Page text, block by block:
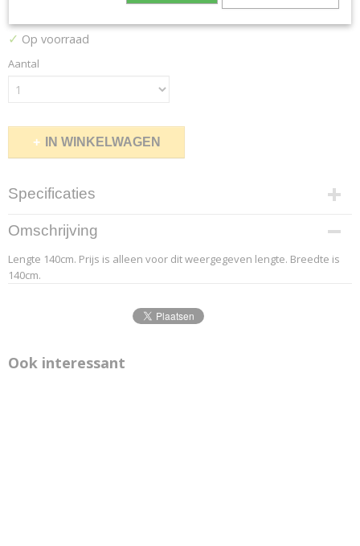
✓ Op voorraad
Aantal
IN WINKELWAGEN
Specificaties
Productcode leverancier
9.4
Afmetingen (l,b,h)
140 x 140 x 0 cm
Omschrijving
Lengte 140cm. Prijs is alleen voor dit weergegeven lengte. Breedte is
140cm.
Ook interessant